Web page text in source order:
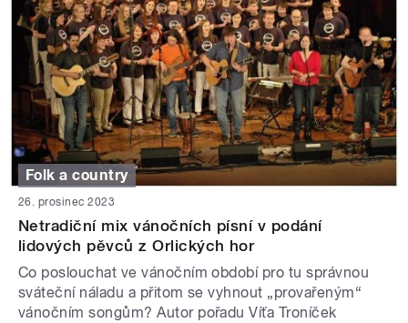
Folk a country
26. prosinec 2023
Netradiční mix vánočních písní v podání
lidových pěvců z Orlických hor
Co poslouchat ve vánočním období pro tu správnou
sváteční náladu a přitom se vyhnout „provařeným“
vánočním songům? Autor pořadu Víťa Troníček